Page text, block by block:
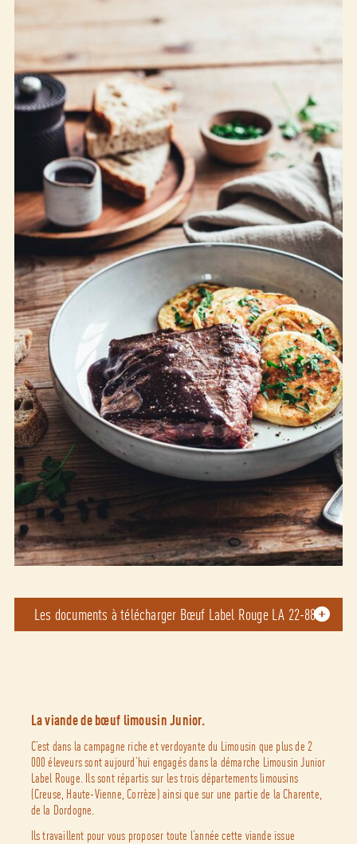
Les documents à télécharger Bœuf Label Rouge LA 22-88
La viande de bœuf limousin Junior.
C’est dans la campagne riche et verdoyante du Limousin que plus de 2
000 éleveurs sont aujourd’hui engagés dans la démarche Limousin Junior
Label Rouge. Ils sont répartis sur les trois départements limousins
(Creuse, Haute-Vienne, Corrèze) ainsi que sur une partie de la Charente,
de la Dordogne.
Ils travaillent pour vous proposer toute l’année cette viande issue